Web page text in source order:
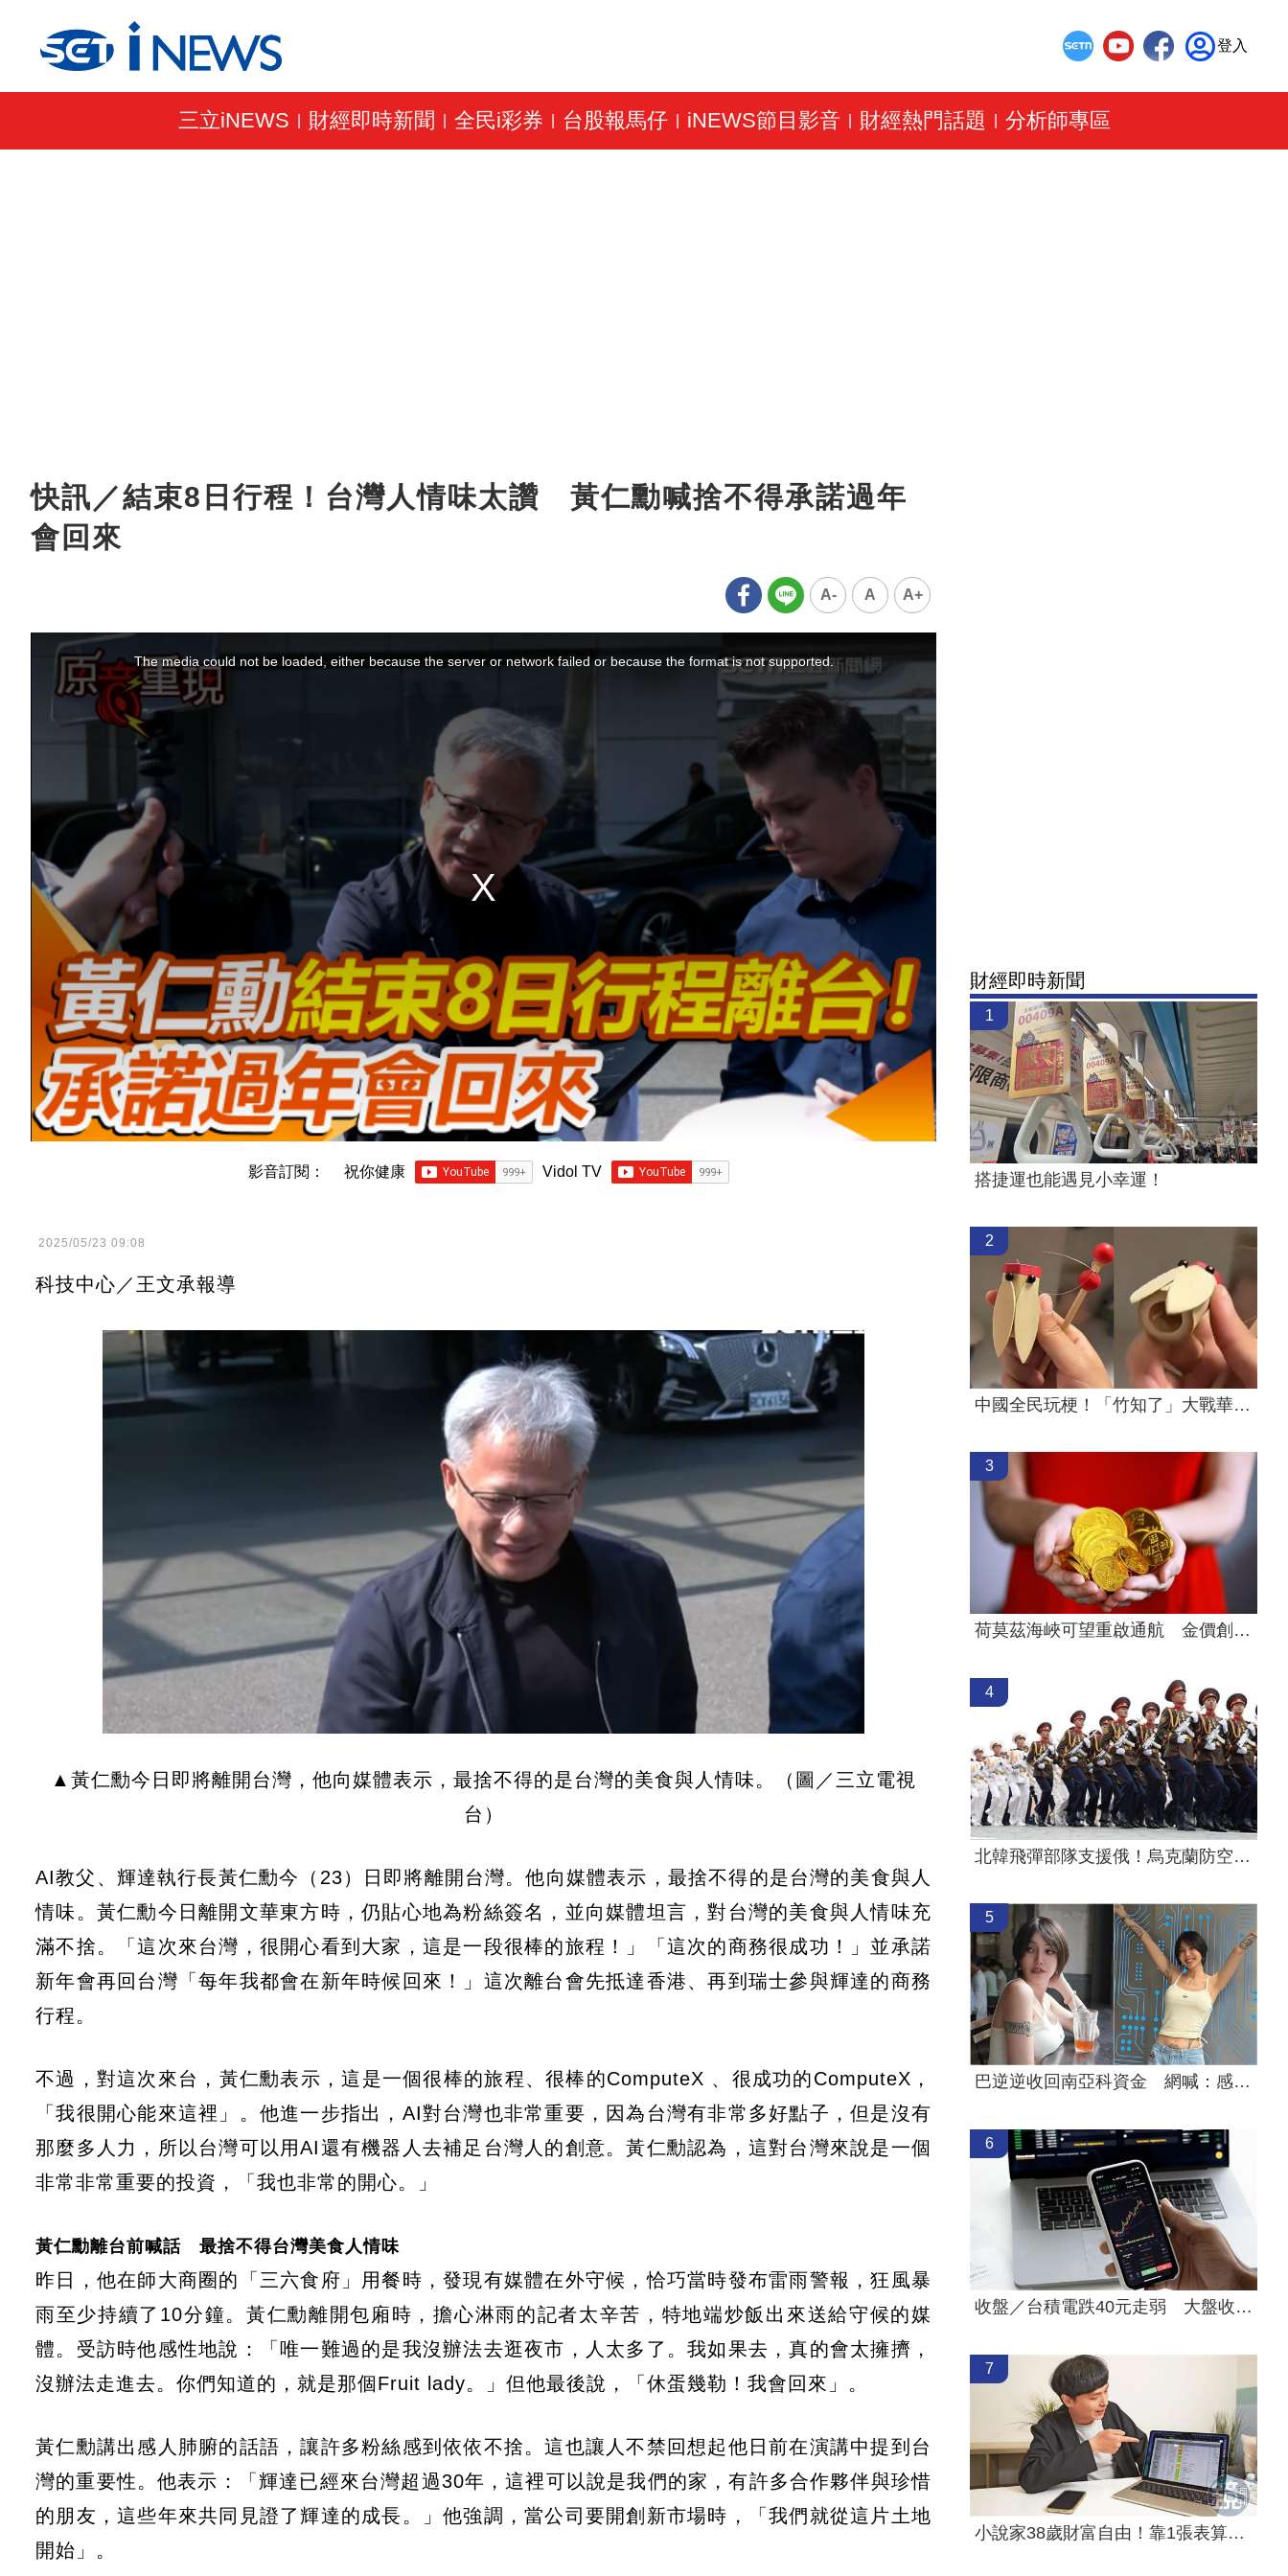
登入
三立iNEWS 財經即時新聞 全民i彩券 台股報馬仔| iNEWS節目影音 財經熱門話題 分析師專區
快訊／結束8日行程！台灣人情味太讚 黃仁勳喊捨不得承諾過年
會回來
A- A A+
The media could not be loaded, either because the server or network failed or because the format is not supported.
影音訂閱： 祝你健康 Vidol TV
2025/05/23 09:08
科技中心／王文承報導
▲黃仁勳今日即將離開台灣，他向媒體表示，最捨不得的是台灣的美食與人情味。（圖／三立電視
台）
AI教父、輝達執行長黃仁勳今（23）日即將離開台灣。他向媒體表示，最捨不得的是台灣的美食與人
情味。黃仁勳今日離開文華東方時，仍貼心地為粉絲簽名，並向媒體坦言，對台灣的美食與人情味充
滿不捨。「這次來台灣，很開心看到大家，這是一段很棒的旅程！」「這次的商務很成功！」並承諾
新年會再回台灣「每年我都會在新年時候回來！」這次離台會先抵達香港、再到瑞士參與輝達的商務
行程。
不過，對這次來台，黃仁勳表示，這是一個很棒的旅程、很棒的ComputeX 、很成功的ComputeX，
「我很開心能來這裡」。他進一步指出，AI對台灣也非常重要，因為台灣有非常多好點子，但是沒有
那麼多人力，所以台灣可以用AI還有機器人去補足台灣人的創意。黃仁勳認為，這對台灣來說是一個
非常非常重要的投資，「我也非常的開心。」
黃仁勳離台前喊話 最捨不得台灣美食人情味
昨日，他在師大商圈的「三六食府」用餐時，發現有媒體在外守候，恰巧當時發布雷雨警報，狂風暴
雨至少持續了10分鐘。黃仁勳離開包廂時，擔心淋雨的記者太辛苦，特地端炒飯出來送給守候的媒
體。受訪時他感性地說：「唯一難過的是我沒辦法去逛夜市，人太多了。我如果去，真的會太擁擠，
沒辦法走進去。你們知道的，就是那個Fruit lady。」但他最後說，「休蛋幾勒！我會回來」。
黃仁勳講出感人肺腑的話語，讓許多粉絲感到依依不捨。這也讓人不禁回想起他日前在演講中提到台
灣的重要性。他表示：「輝達已經來台灣超過30年，這裡可以說是我們的家，有許多合作夥伴與珍惜
的朋友，這些年來共同見證了輝達的成長。」他強調，當公司要開創新市場時，「我們就從這片土地
開始」。
財經即時新聞
1
搭捷運也能遇見小幸運！
2
中國全民玩梗！「竹知了」大戰華為掀熱議
3
荷莫茲海峽可望重啟通航 金價創7週新高
4
北韓飛彈部隊支援俄！烏克蘭防空壓力加重
5
巴逆逆收回南亞科資金 網喊：感恩的心
6
收盤／台積電跌40元走弱 大盤收黑214點
7
小說家38歲財富自由！靠1張表算出退休金